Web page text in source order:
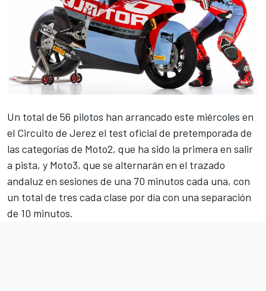
Un total de 56 pilotos han arrancado este miércoles en
el Circuito de Jerez el test oficial de pretemporada de
las categorías de Moto2, que ha sido la primera en salir
a pista, y Moto3, que se alternarán en el trazado
andaluz en sesiones de una 70 minutos cada una, con
un total de tres cada clase por día con una separación
de 10 minutos.